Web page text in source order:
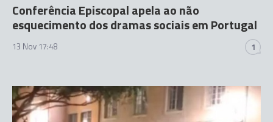
Conferência Episcopal apela ao não
esquecimento dos dramas sociais em Portugal
13 Nov 17:48 1